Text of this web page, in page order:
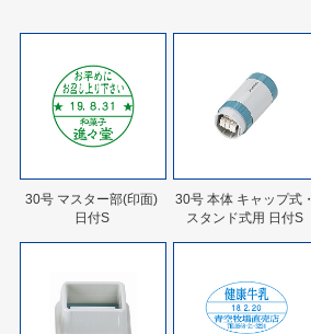
30号 マスター部(印面)
日付S
30号 本体 キャップ式・
スタンド式用 日付S